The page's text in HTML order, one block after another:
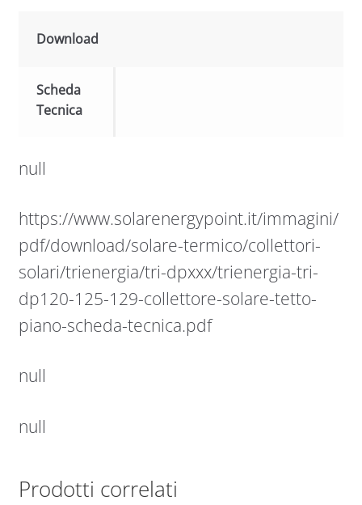
Download
Scheda
Tecnica
null
https://www.solarenergypoint.it/immagini/
pdf/download/solare-termico/collettori-
solari/trienergia/tri-dpxxx/trienergia-tri-
dp120-125-129-collettore-solare-tetto-
piano-scheda-tecnica.pdf
null
null
Prodotti correlati